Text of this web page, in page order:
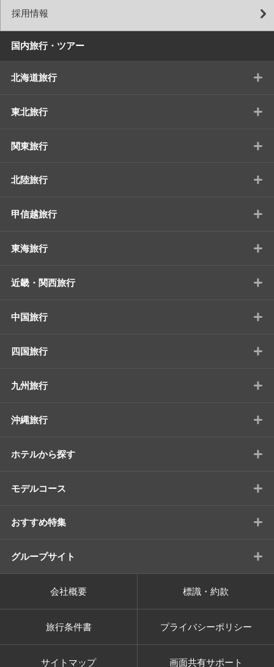
採用情報
国内旅行・ツアー
北海道旅行 +
東北旅行 +
関東旅行 +
北陸旅行 +
甲信越旅行 +
東海旅行 +
近畿・関西旅行 +
中国旅行 +
四国旅行 +
九州旅行 +
沖縄旅行 +
ホテルから探す +
モデルコース +
おすすめ特集 +
グループサイト +
会社概要 標識・約款
旅行条件書 プライバシーポリシー
サイトマップ 画面共有サポート